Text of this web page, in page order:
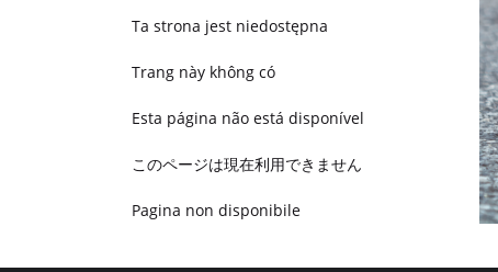
Ta strona jest niedostępna
Trang này không có
Esta página não está disponível
このページは現在利用できません
Pagina non disponibile